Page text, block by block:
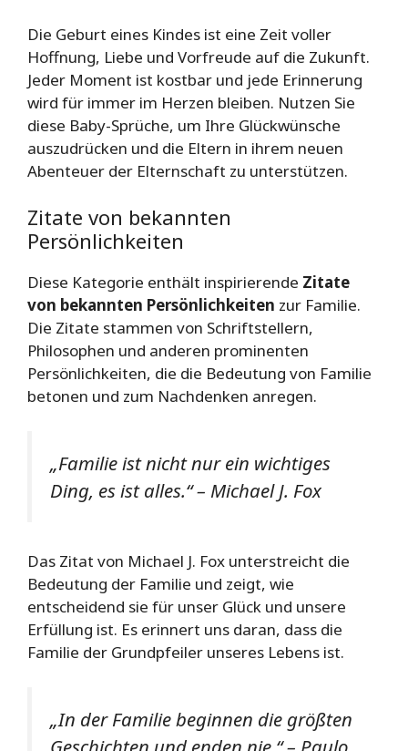
Die Geburt eines Kindes ist eine Zeit voller
Hoffnung, Liebe und Vorfreude auf die Zukunft.
Jeder Moment ist kostbar und jede Erinnerung
wird für immer im Herzen bleiben. Nutzen Sie
diese Baby-Sprüche, um Ihre Glückwünsche
auszudrücken und die Eltern in ihrem neuen
Abenteuer der Elternschaft zu unterstützen.
Zitate von bekannten
Persönlichkeiten
Diese Kategorie enthält inspirierende Zitate
von bekannten Persönlichkeiten zur Familie.
Die Zitate stammen von Schriftstellern,
Philosophen und anderen prominenten
Persönlichkeiten, die die Bedeutung von Familie
betonen und zum Nachdenken anregen.
„Familie ist nicht nur ein wichtiges
Ding, es ist alles.“ – Michael J. Fox
Das Zitat von Michael J. Fox unterstreicht die
Bedeutung der Familie und zeigt, wie
entscheidend sie für unser Glück und unsere
Erfüllung ist. Es erinnert uns daran, dass die
Familie der Grundpfeiler unseres Lebens ist.
„In der Familie beginnen die größten